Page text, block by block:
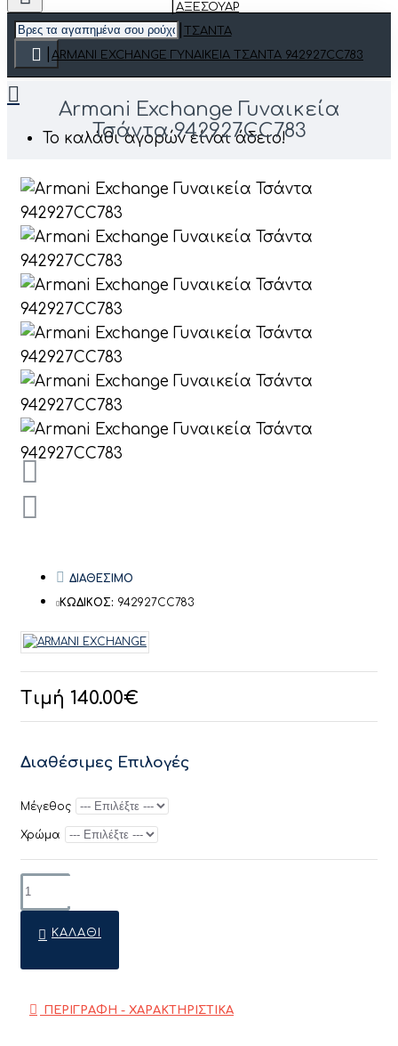
Το καλάθι αγορών είναι άδειο!
ΑΞΕΣΟΥΆΡ
ΤΣΆΝΤΑ
ARMANI EXCHANGE ΓΥΝΑΙΚΕΊΑ ΤΣΆΝΤΑ 942927CC783
Armani Exchange Γυναικεία
Τσάντα 942927CC783
Τιμή 140.00€
ΔΙΑΘΕΣΙΜΟ
ΚΩΔΙΚΟΣ: 942927CC783
Διαθέσιμες Επιλογές
Μέγεθος
Χρώμα
ΚΑΛΆΘΙ
ΠΕΡΙΓΡΑΦΗ - ΧΑΡΑΚΤΗΡΙΣΤΙΚΑ